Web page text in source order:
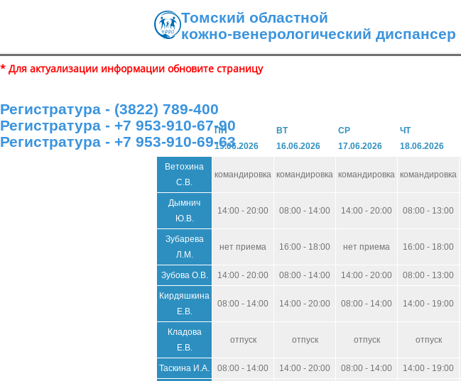
Томский областной
кожно-венерологический диспансер
* Для актуализации информации обновите страницу
Регистратура - (3822) 789-400
Регистратура - +7 953-910-67-90
Регистратура - +7 953-910-69-63
ПН
15.06.2026
ВТ
16.06.2026
СР
17.06.2026
ЧТ
18.06.2026
Ветохина
С.В.
командировка командировка командировка командировка
Дымнич
Ю.В.
14:00 - 20:00 08:00 - 14:00 14:00 - 20:00 08:00 - 13:00
Зубарева
Л.М.
нет приема 16:00 - 18:00 нет приема 16:00 - 18:00
Зубова О.В. 14:00 - 20:00 08:00 - 14:00 14:00 - 20:00 08:00 - 13:00
Кирдяшкина
Е.В.
08:00 - 14:00 14:00 - 20:00 08:00 - 14:00 14:00 - 19:00
Кладова
Е.В.
отпуск отпуск отпуск отпуск
Таскина И.А. 08:00 - 14:00 14:00 - 20:00 08:00 - 14:00 14:00 - 19:00